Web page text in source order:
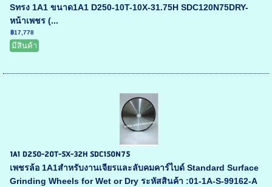
Sทรง 1A1 ขนาด1A1 D250-10T-10X-31.75H SDC120N75DRY-
หน้าเพชร (...
฿17,778
มีสินค้า
1A1 D250-20T-5X-32H SDC150N75
เพชรล้อ 1A1สำหรับงานเจียรและลับคมคาร์ไบด์ Standard Surface
Grinding Wheels for Wet or Dry ระหัสสินค้า :01-1A-S-99162-A